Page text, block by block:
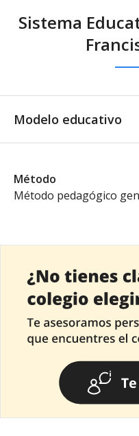
Sistema
Modelo educativo
Método
Método pedagógico